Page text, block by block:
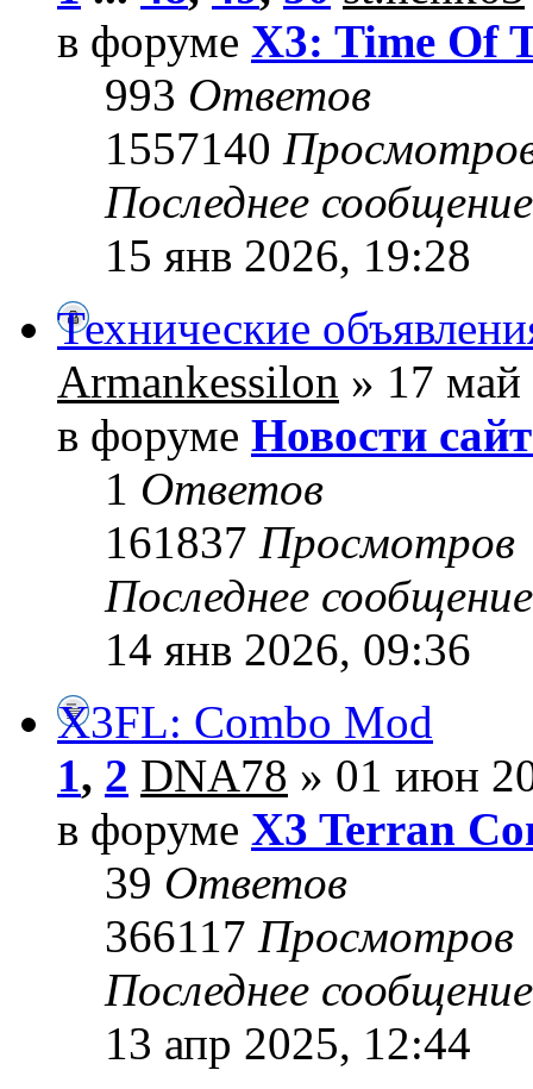
в форуме X3: Time Of
993 Ответов
1557140
Последнее
15 янв 2026, 19:28
Технические
Armankessilon » 17
в форуме Новости
1 Ответов
161837 Просмотров
Последнее
14 янв 2026, 09:36
X3FL: Combo Mod
1, 2 DNA78 » 01 июн
в форуме X3 Terran
39 Ответов
366117 Просмотров
Последнее
13 апр 2025, 12:44